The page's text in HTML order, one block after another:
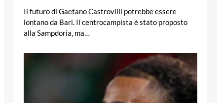
Il futuro di Gaetano Castrovilli potrebbe essere
lontano da Bari. Il centrocampista è stato proposto
alla Sampdoria, ma…